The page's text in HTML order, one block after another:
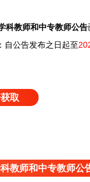
科教师和中专教师公告
自公告发布之日起至
取
教师和中专教师公